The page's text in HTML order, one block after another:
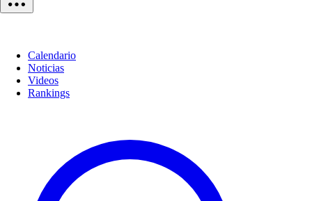
Calendario
Noticias
Videos
Rankings